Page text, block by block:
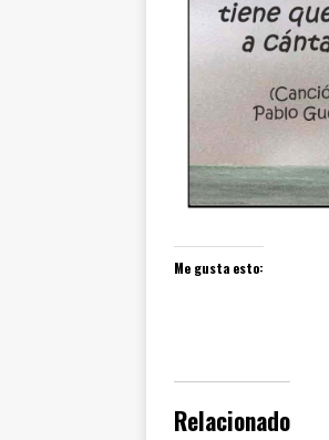
Me gusta esto:
Relacionado